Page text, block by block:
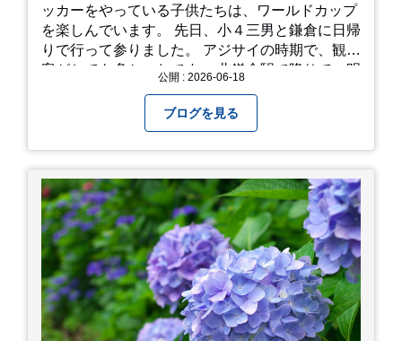
ッカーをやっている子供たちは、ワールドカップ
を楽しんでいます。 先日、小４三男と鎌倉に日帰
りで行って参りました。 アジサイの時期で、観光
客がとても多かったです。 北鎌倉駅で降りて、明
器を購入⇒お昼ご飯⇒鶴岡八幡宮⇒江ノ電で大仏
へ。 江ノ島は時間切れで断念！ 明月院のアジサ
イは白にフチが紫のが特に素敵だと思いました。
中１次男が小学校の修学旅行で鎌倉に行った時に
お昼を食べてお勧めという「玉子焼おざわ」のだ
し巻き卵はとてもおいしかったです。 鶴岡八幡宮
のハスは時期が早かったですが、来月は見事だろ
うなぁ。 それでは、皆さん、梅雨冷えの日もござ
いますが、お元気でお過ごし下さい。
公開 : 2026-06-18
ブログを見る